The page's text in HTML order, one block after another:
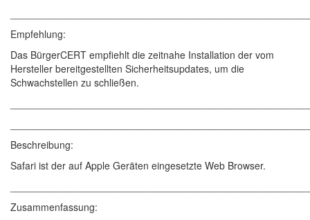
Empfehlung:
Das BürgerCERT empfiehlt die zeitnahe Installation der vom
Hersteller bereitgestellten Sicherheitsupdates, um die
Schwachstellen zu schließen.
Beschreibung:
Safari ist der auf Apple Geräten eingesetzte Web Browser.
Zusammenfassung: